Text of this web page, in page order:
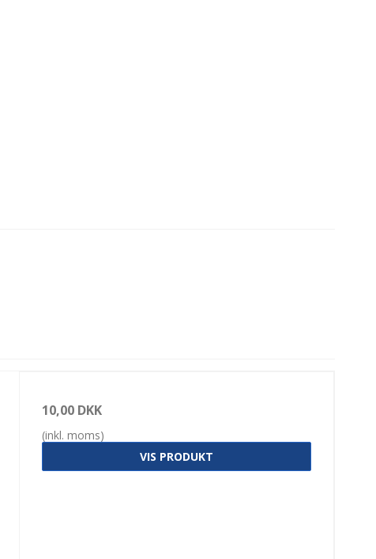
10,00 DKK
(inkl. moms)
VIS PRODUKT